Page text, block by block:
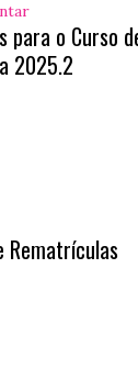
para o Curso
2025.2
Rematrículas